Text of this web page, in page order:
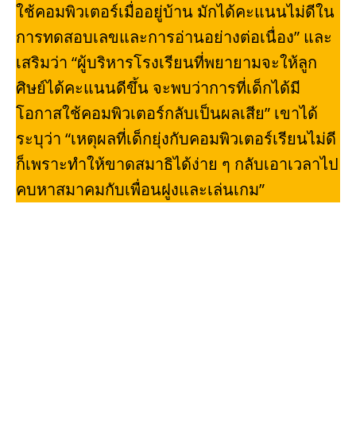
ใช้คอมพิวเตอร์เมื่ออยู่บ้าน มักได้คะแนนไม่ดีใน
การทดสอบเลขและการอ่านอย่างต่อเนื่อง” และ
เสริมว่า “ผู้บริหารโรงเรียนที่พยายามจะให้ลูก
ศิษย์ได้คะแนนดีขึ้น จะพบว่าการที่เด็กได้มี
โอกาสใช้คอมพิวเตอร์กลับเป็นผลเสีย” เขาได้
ระบุว่า “เหตุผลที่เด็กยุ่งกับคอมพิวเตอร์เรียนไม่ดี
ก็เพราะทำให้ขาดสมาธิได้ง่าย ๆ กลับเอาเวลาไป
คบหาสมาคมกับเพื่อนฝูงและเล่นเกม”